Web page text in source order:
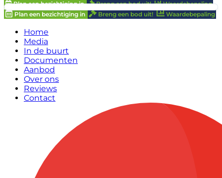
Plan een bezichtiging in Breng een bod uit!
Waardebepaling
Plan een bezichtiging in
Breng een bod uit! Waardebepaling
Home
Media
In de buurt
Documenten
Aanbod
Over ons
Reviews
Contact